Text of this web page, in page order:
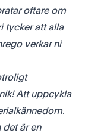
oftare om
tycker att alla
verkar ni
Att uppcykla
det är en